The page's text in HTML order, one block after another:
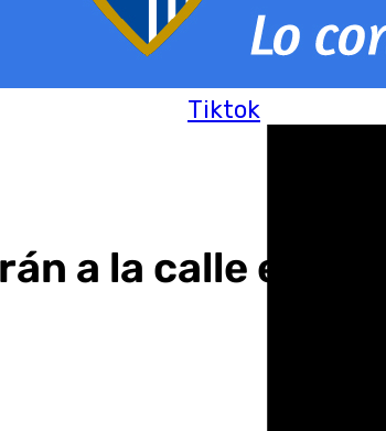
Tiktok
a la calle este